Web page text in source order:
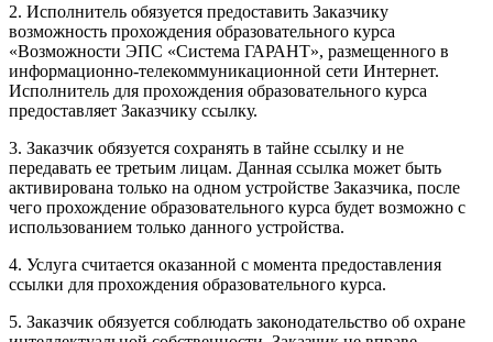
2. Исполнитель обязуется предоставить Заказчику
возможность прохождения образовательного курса
«Возможности ЭПС «Система ГАРАНТ», размещенного в
информационно-телекоммуникационной сети Интернет.
Исполнитель для прохождения образовательного курса
предоставляет Заказчику ссылку.
3. Заказчик обязуется сохранять в тайне ссылку и не
передавать ее третьим лицам. Данная ссылка может быть
активирована только на одном устройстве Заказчика, после
чего прохождение образовательного курса будет возможно с
использованием только данного устройства.
4. Услуга считается оказанной с момента предоставления
ссылки для прохождения образовательного курса.
5. Заказчик обязуется соблюдать законодательство об охране